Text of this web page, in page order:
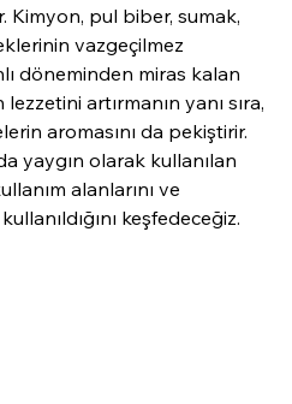
Kimyon, pul biber, sumak,
vazgeçilmez
döneminden miras kalan
artırmanın yanı sıra,
aromasını da pekiştirir.
yaygın olarak kullanılan
alanlarını ve
keşfedeceğiz.